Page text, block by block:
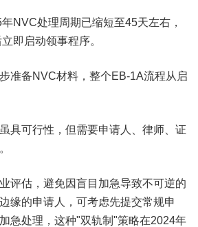
NVC处理周期已缩短至45天左右，
即启动领事程序。
准备NVC材料，整个EB-1A流程从启
具可行性，但需要申请人、律师、证
评估，避免因盲目加急导致不可逆的
缘的申请人，可考虑先提交常规申
急处理，这种"双轨制"策略在2024年